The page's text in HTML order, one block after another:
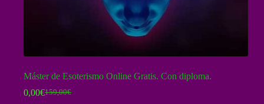
Máster de Esoterismo Online Gratis. Con diploma.
159,00€
El
0,00€El